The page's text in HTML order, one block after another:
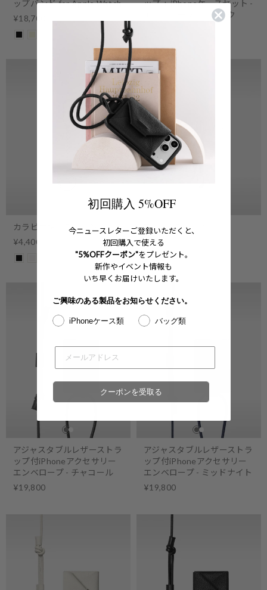
ップバンド for Apple Watch
¥18,700
ップ + iPhoneケースセット -
エンベロープ - ブラック
カラビナキーチェーン
¥4,400
Type-C チャーム
¥6,600
アジャスタブルレザーストラ
ップ付iPhoneアクセサリー
エンベロープ - チャコール
¥19,800
アジャスタブルレザーストラ
ップ付iPhoneアクセサリー
エンベロープ - ミッドナイト
¥19,800
初回購入 5%OFF
今ニュースレターご登録いただくと、
初回購入で使える
"5%OFFクーポン"をプレゼント。
新作やイベント情報も
いち早くお届けいたします。
ご興味のある製品をお知らせください。
iPhoneケース類 バッグ類
クーポンを受取る